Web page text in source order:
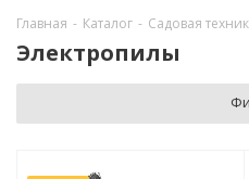
Главная - Каталог - Садовая
Электропилы